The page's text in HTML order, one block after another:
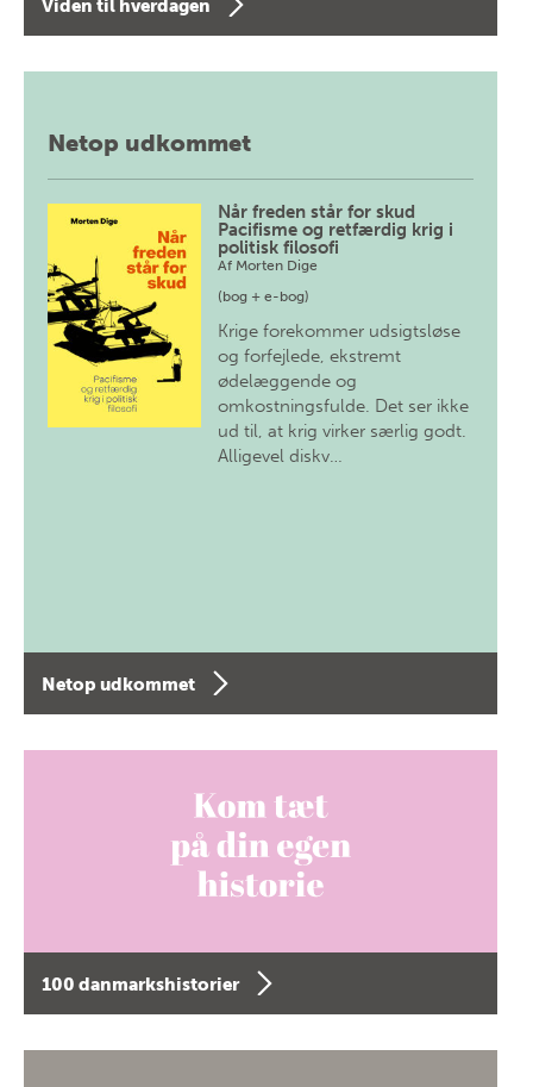
Viden til hverdagen
Netop udkommet
Når freden står for skud
Pacifisme og retfærdig krig i
politisk filosofi
Af Morten Dige
(bog + e-bog)
Krige forekommer udsigtsløse
og forfejlede, ekstremt
ødelæggende og
omkostningsfulde. Det ser ikke
ud til, at krig virker særlig godt.
Alligevel diskv…
Netop udkommet
100 danmarkshistorier